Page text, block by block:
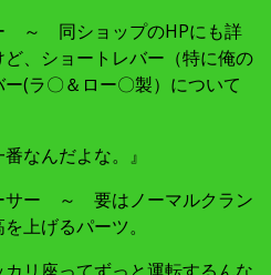
～ 同ショップのHPにも詳
、ショートレバー（特に俺の
(ラ〇＆ロー〇製）について
なんだよな。』
サー ～ 要はノーマルクラン
上げるパーツ。